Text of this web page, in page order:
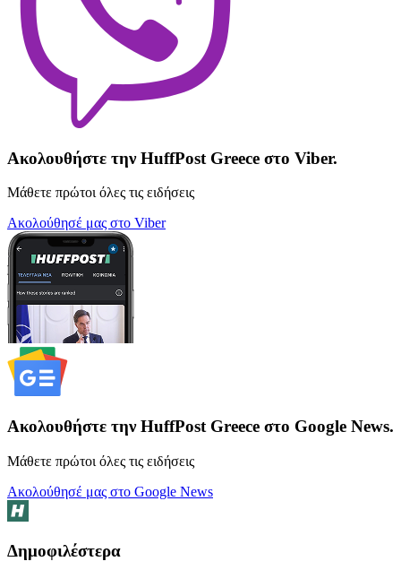
Ακολουθήστε την HuffPost Greece στο Viber.
Μάθετε πρώτοι όλες τις ειδήσεις
Ακολούθησέ μας στο Viber
Ακολουθήστε την HuffPost Greece στο Google News.
Μάθετε πρώτοι όλες τις ειδήσεις
Ακολούθησέ μας στο Google News
Δημοφιλέστερα